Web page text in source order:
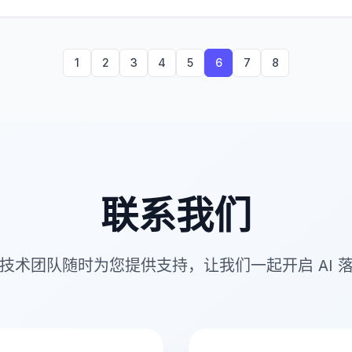
1 2 3 4 5 6 7 8
联系我们
术团队随时为您提供支持，让我们一起开启 AI